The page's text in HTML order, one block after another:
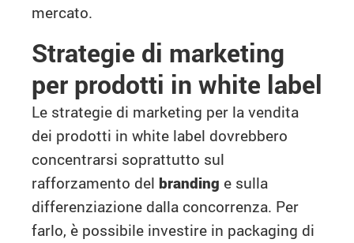
mercato.
Strategie di marketing
per prodotti in white label
Le strategie di marketing per la vendita
dei prodotti in white label dovrebbero
concentrarsi soprattutto sul
rafforzamento del branding e sulla
differenziazione dalla concorrenza. Per
farlo, è possibile investire in packaging di